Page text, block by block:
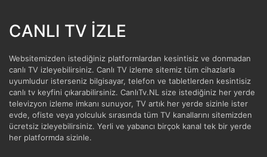
CANLI TV İZLE
Websitemizden istediğiniz platformlardan kesintisiz ve donmadan
canlı TV izleyebilirsiniz. Canlı TV izleme sitemiz tüm cihazlarla
uyumludur isterseniz bilgisayar, telefon ve tabletlerden kesintisiz
canlı tv keyfini çıkarabilirsiniz. CanlıTv.NL size istediğiniz her yerde
televizyon izleme imkanı sunuyor, TV artık her yerde sizinle ister
evde, ofiste veya yolculuk sırasında tüm TV kanallarını sitemizden
ücretsiz izleyebilirsiniz. Yerli ve yabancı birçok kanal tek bir yerde
her platformda sizinle.